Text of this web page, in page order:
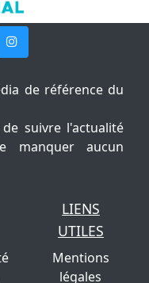
de référence du
suivre l'actualité
aucun
LIENS
UTILES
Mentions
légales